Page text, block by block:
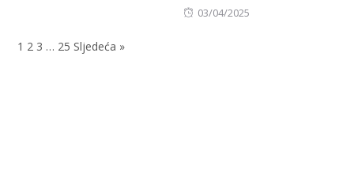
Posted
03/04/2025
1 2 3 … 25 Sljedeća »